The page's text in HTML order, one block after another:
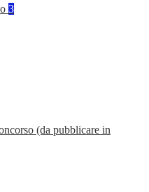
3
(da pubblicare in